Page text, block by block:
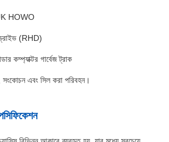
HOWO
ড্রাইভ (RHD)
কম্প্যাক্টর গার্বেজ ট্রাক
সংকোচন এবং সিল করা পরিবহন।